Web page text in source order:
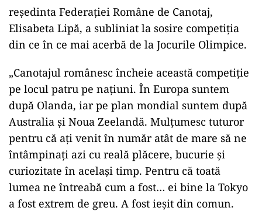
reşedinta Federaţiei Române de Canotaj,
Elisabeta Lipă, a subliniat la sosire competiţia
din ce în ce mai acerbă de la Jocurile Olimpice.
„Canotajul românesc încheie această competiţie
pe locul patru pe naţiuni. În Europa suntem
după Olanda, iar pe plan mondial suntem după
Australia şi Noua Zeelandă. Mulţumesc tuturor
pentru că aţi venit în număr atât de mare să ne
întâmpinaţi azi cu reală plăcere, bucurie şi
curiozitate în acelaşi timp. Pentru că toată
lumea ne întreabă cum a fost… ei bine la Tokyo
a fost extrem de greu. A fost ieşit din comun.